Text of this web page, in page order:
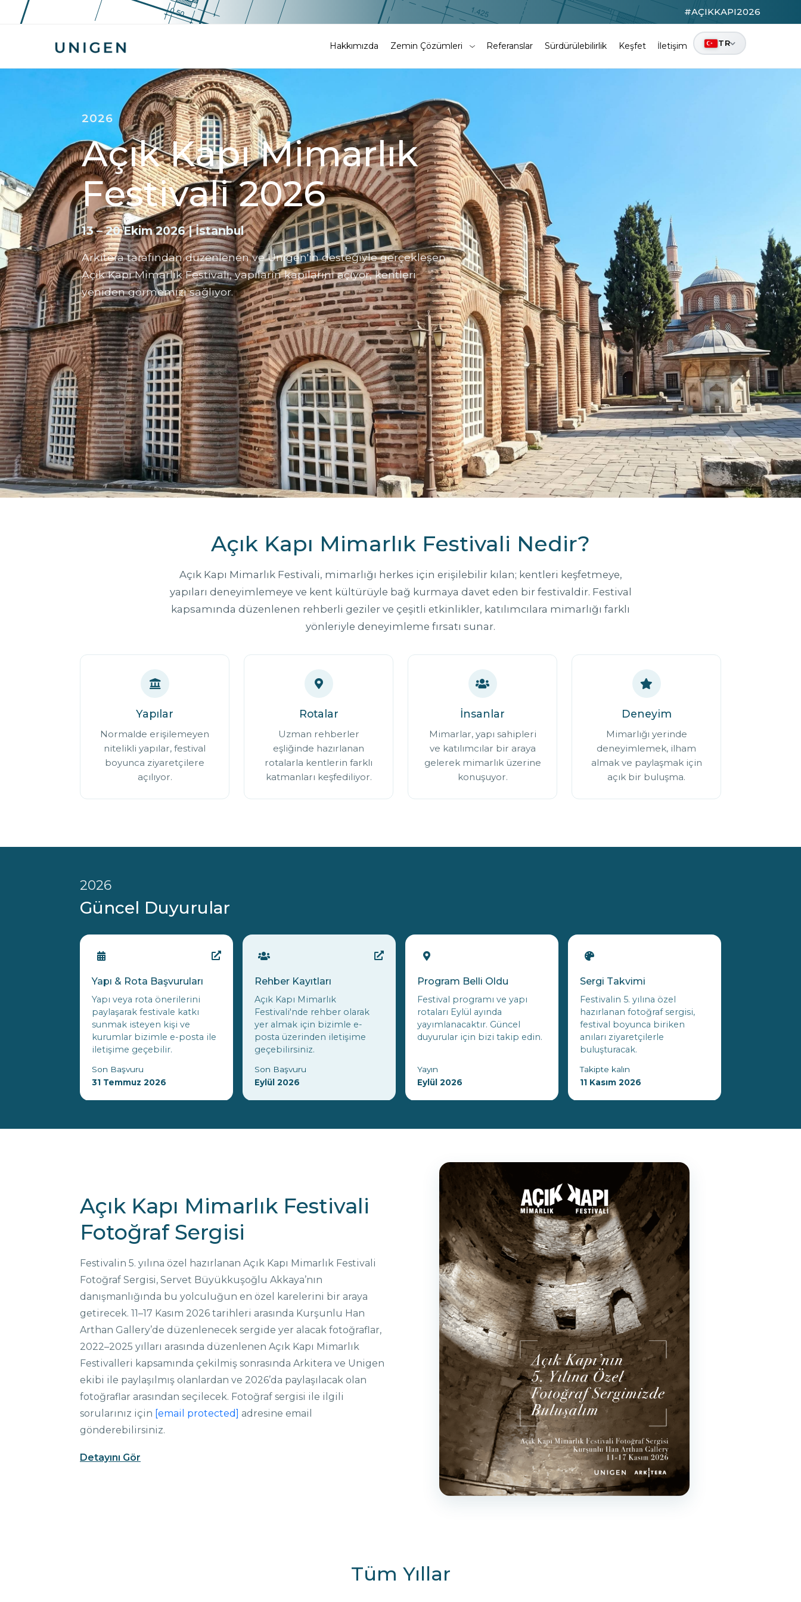
#AÇIKKAPI2026
Hakkımızda Zemin Çözümleri Referanslar Sürdürülebilirlik Keşfet İletişim TR
2026
Açık Kapı Mimarlık
Festivali 2026
13 – 20 Ekim 2026 | İstanbul
Arkitera tarafından düzenlenen ve Unigen'in desteğiyle gerçekleşen
Açık Kapı Mimarlık Festivali, yapıların kapılarını açıyor, kentleri
yeniden görmemizi sağlıyor.
Açık Kapı Mimarlık Festivali Nedir?
Açık Kapı Mimarlık Festivali, mimarlığı herkes için erişilebilir kılan; kentleri keşfetmeye,
yapıları deneyimlemeye ve kent kültürüyle bağ kurmaya davet eden bir festivaldir. Festival
kapsamında düzenlenen rehberli geziler ve çeşitli etkinlikler, katılımcılara mimarlığı farklı
yönleriyle deneyimleme fırsatı sunar.
Yapılar
Normalde erişilemeyen
nitelikli yapılar, festival
boyunca ziyaretçilere
açılıyor.
Rotalar
Uzman rehberler
eşliğinde hazırlanan
rotalarla kentlerin farklı
katmanları keşfediliyor.
İnsanlar
Mimarlar, yapı sahipleri
ve katılımcılar bir araya
gelerek mimarlık üzerine
konuşuyor.
Deneyim
Mimarlığı yerinde
deneyimlemek, ilham
almak ve paylaşmak için
açık bir buluşma.
2026
Güncel Duyurular
Yapı & Rota Başvuruları
Yapı veya rota önerilerini
paylaşarak festivale katkı
sunmak isteyen kişi ve
kurumlar bizimle e-posta ile
iletişime geçebilir.
Son Başvuru
31 Temmuz 2026
Rehber Kayıtları
Açık Kapı Mimarlık
Festivali'nde rehber olarak
yer almak için bizimle e-
posta üzerinden iletişime
geçebilirsiniz.
Son Başvuru
Eylül 2026
Program Belli Oldu
Festival programı ve yapı
rotaları Eylül ayında
yayımlanacaktır. Güncel
duyurular için bizi takip edin.
Yayın
Eylül 2026
Sergi Takvimi
Festivalin 5. yılına özel
hazırlanan fotoğraf sergisi,
festival boyunca biriken
anıları ziyaretçilerle
buluşturacak.
Takipte kalın
11 Kasım 2026
Açık Kapı Mimarlık Festivali
Fotoğraf Sergisi
Festivalin 5. yılına özel hazırlanan Açık Kapı Mimarlık Festivali
Fotoğraf Sergisi, Servet Büyükkuşoğlu Akkaya’nın
danışmanlığında bu yolculuğun en özel karelerini bir araya
getirecek. 11–17 Kasım 2026 tarihleri arasında Kurşunlu Han
Arthan Gallery’de düzenlenecek sergide yer alacak fotoğraflar,
2022–2025 yılları arasında düzenlenen Açık Kapı Mimarlık
Festivalleri kapsamında çekilmiş sonrasında Arkitera ve Unigen
ekibi ile paylaşılmış olanlardan ve 2026’da paylaşılacak olan
fotoğraflar arasından seçilecek. Fotoğraf sergisi ile ilgili
sorularınız için [email protected]
adresine email
gönderebilirsiniz.
Detayını Gör
Tüm Yıllar